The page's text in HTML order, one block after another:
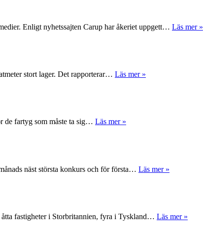
Enligt nyhetssajten Carup har åkeriet uppgett… Läs mer »
stort lager. Det rapporterar… Läs mer »
de fartyg som måste ta sig… Läs mer »
näst största konkurs och för första… Läs mer »
fastigheter i Storbritannien, fyra i Tyskland… Läs mer »